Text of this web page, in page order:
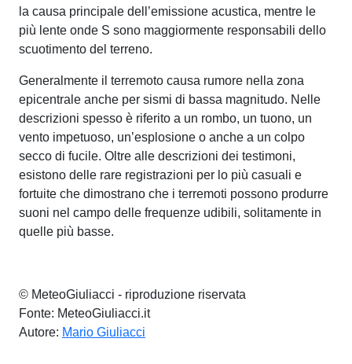
la causa principale dell’emissione acustica, mentre le
più lente onde S sono maggiormente responsabili dello
scuotimento del terreno.
Generalmente il terremoto causa rumore nella zona
epicentrale anche per sismi di bassa magnitudo. Nelle
descrizioni spesso è riferito a un rombo, un tuono, un
vento impetuoso, un’esplosione o anche a un colpo
secco di fucile. Oltre alle descrizioni dei testimoni,
esistono delle rare registrazioni per lo più casuali e
fortuite che dimostrano che i terremoti possono produrre
suoni nel campo delle frequenze udibili, solitamente in
quelle più basse.
© MeteoGiuliacci - riproduzione riservata
Fonte: MeteoGiuliacci.it
Autore: Mario Giuliacci